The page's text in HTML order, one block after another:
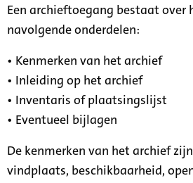
Een archieftoegang bestaat over
navolgende onderdelen:
• Kenmerken van het archief
• Inleiding op het archief
• Inventaris of plaatsingslijst
• Eventueel bijlagen
De kenmerken van het archief
vindplaats, beschikbaarheid,